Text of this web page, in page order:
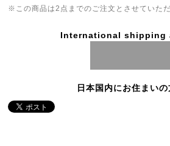
※この商品は2点までのご注文とさせていただ
International shipping
日本国内にお住まい